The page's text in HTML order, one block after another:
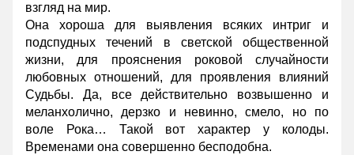
взгляд на мир.
Она хороша для выявления всяких интриг и
подспудных течений в светской общественной
жизни, для прояснения роковой случайности
любовных отношений, для проявления влияний
Судьбы. Да, все действительно возвышенно и
меланхолично, дерзко и невинно, смело, но по
воле Рока… Такой вот характер у колоды.
Временами она совершенно бесподобна.